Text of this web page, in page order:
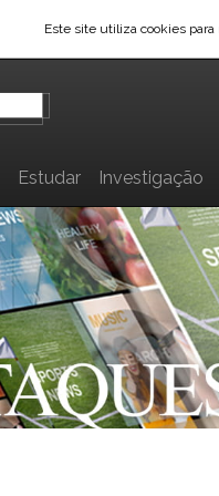
Este site utiliza cookies para
Estudar Investigação